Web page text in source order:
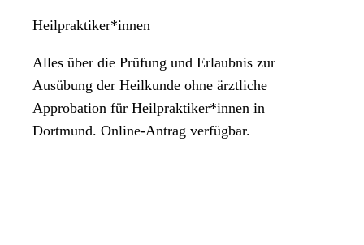
Heilpraktiker*innen
Alles über die Prüfung und Erlaubnis zur
Ausübung der Heilkunde ohne ärztliche
Approbation für Heilpraktiker*innen in
Dortmund. Online-Antrag verfügbar.